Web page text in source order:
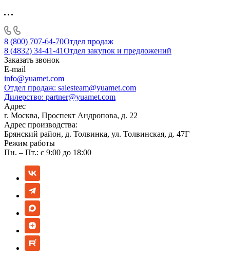
8 (800) 707-64-70Отдел продаж
8 (4832) 34-41-41Отдел закупок и предложений
Заказать звонок
E-mail
info@yuamet.com
Отдел продаж: salesteam@yuamet.com
Дилерство: partner@yuamet.com
Адрес
г. Москва, Проспект Андропова, д. 22
Адрес производства:
Брянский район, д. Толвинка, ул. Толвинская, д. 47Г
Режим работы
Пн. – Пт.: с 9:00 до 18:00